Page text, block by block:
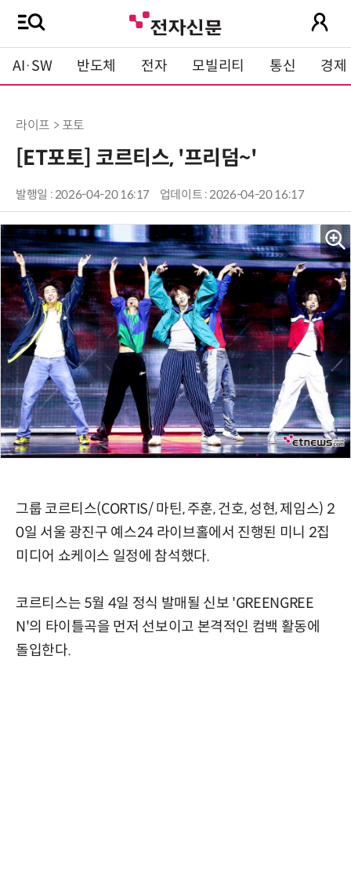
AI·SW 반도체 전자 모빌리티 통신 경제
라이프 > 포토
[ET포토] 코르티스, '프리덤~'
발행일 : 2026-04-20 16:17 업데이트 : 2026-04-20 16:17
그룹 코르티스(CORTIS/ 마틴, 주훈, 건호, 성현, 제임스) 2
0일 서울 광진구 예스24 라이브홀에서 진행된 미니 2집
미디어 쇼케이스 일정에 참석했다.
코르티스는 5월 4일 정식 발매될 신보 'GREENGREE
N'의 타이틀곡을 먼저 선보이고 본격적인 컴백 활동에
돌입한다.